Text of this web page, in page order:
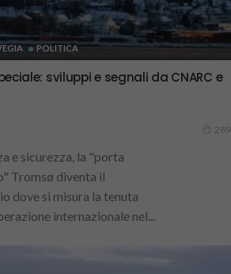
POLITICA
sviluppi e segnali da CNARC e
289
e sicurezza, la "porta
Tromsø diventa il
dove si misura la tenuta
internazionale nel...